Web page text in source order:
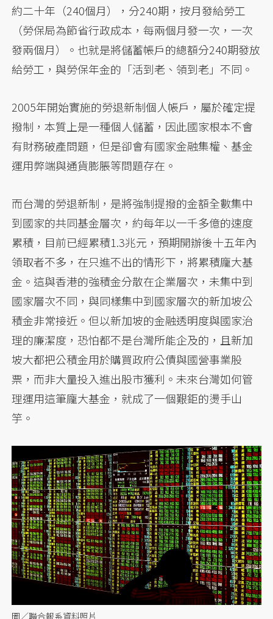
約二十年（240個月），分240期，按月發給勞工
（勞保局為節省行政成本，每兩個月發一次，一次
發兩個月）。也就是將儲蓄帳戶的總額分240期發放
給勞工，與勞保年金的「活到老、領到老」不同。
2005年開始實施的勞退新制個人帳戶，屬於確定提
撥制，本質上是一種個人儲蓄，因此國家根本不會
有財務破產問題，但是卻會有國家金融集權、基金
運用弊端與通貨膨脹等問題存在。
而台灣的勞退新制，是將強制提撥的金額全數集中
到國家的共同基金層次，約每年以一千多億的速度
累積，目前已經累積1.3兆元，預期開辦後十五年內
領取者不多，在只進不出的情形下，將累積龐大基
金。這與香港的強積金分散在企業層次，未集中到
國家層次不同，與同樣集中到國家層次的新加坡公
積金非常接近。但以新加坡的金融透明度與國家治
理的廉潔度，恐怕都不是台灣所能企及的，且新加
坡大都把公積金用於購買政府公債與國營事業股
票，而非大量投入進出股市獲利。未來台灣如何管
理運用這筆龐大基金，就成了一個艱鉅的燙手山
竽。
圖／聯合報系資料照片